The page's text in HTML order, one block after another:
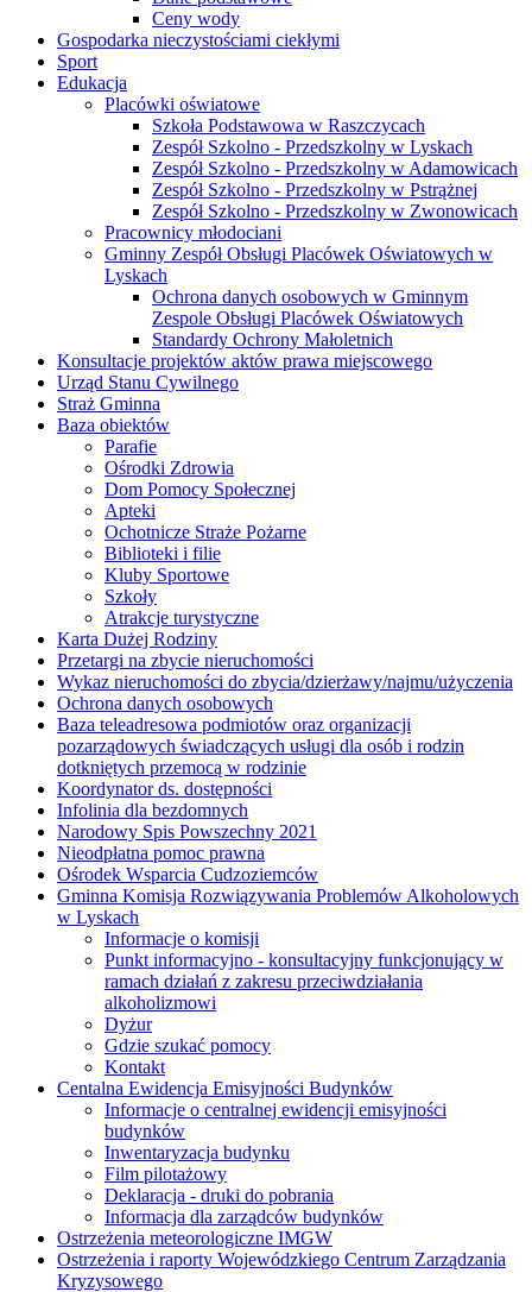
Ceny wody
Gospodarka nieczystościami ciekłymi
Sport
Edukacja
Placówki oświatowe
Szkoła Podstawowa w Raszczycach
Zespół Szkolno - Przedszkolny w Lyskach
Zespół Szkolno - Przedszkolny w Adamowicach
Zespół Szkolno - Przedszkolny w Pstrążnej
Zespół Szkolno - Przedszkolny w Zwonowicach
Pracownicy młodociani
Gminny Zespół Obsługi Placówek Oświatowych w
Lyskach
Ochrona danych osobowych w Gminnym
Zespole Obsługi Placówek Oświatowych
Standardy Ochrony Małoletnich
Konsultacje projektów aktów prawa miejscowego
Urząd Stanu Cywilnego
Straż Gminna
Baza obiektów
Parafie
Ośrodki Zdrowia
Dom Pomocy Społecznej
Apteki
Ochotnicze Straże Pożarne
Biblioteki i filie
Kluby Sportowe
Szkoły
Atrakcje turystyczne
Karta Dużej Rodziny
Przetargi na zbycie nieruchomości
Wykaz nieruchomości do zbycia/dzierżawy/najmu/użyczenia
Ochrona danych osobowych
Baza teleadresowa podmiotów oraz organizacji
pozarządowych świadczących usługi dla osób i rodzin
dotkniętych przemocą w rodzinie
Koordynator ds. dostępności
Infolinia dla bezdomnych
Narodowy Spis Powszechny 2021
Nieodpłatna pomoc prawna
Ośrodek Wsparcia Cudzoziemców
Gminna Komisja Rozwiązywania Problemów Alkoholowych
w Lyskach
Informacje o komisji
Punkt informacyjno - konsultacyjny funkcjonujący w
ramach działań z zakresu przeciwdziałania
alkoholizmowi
Dyżur
Gdzie szukać pomocy
Kontakt
Centalna Ewidencja Emisyjności Budynków
Informacje o centralnej ewidencji emisyjności
budynków
Inwentaryzacja budynku
Film pilotażowy
Deklaracja - druki do pobrania
Informacja dla zarządców budynków
Ostrzeżenia meteorologiczne IMGW
Ostrzeżenia i raporty Wojewódzkiego Centrum Zarządzania
Kryzysowego